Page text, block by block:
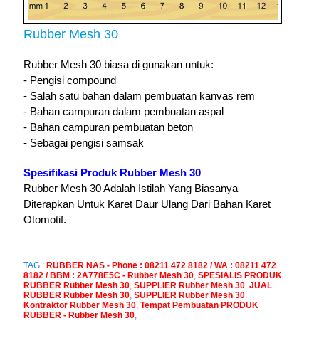
Rubber Mesh 30
Rubber Mesh 30 biasa di gunakan untuk:
- Pengisi compound
- Salah satu bahan dalam pembuatan kanvas rem
- Bahan campuran dalam pembuatan aspal
- Bahan campuran pembuatan beton
- Sebagai pengisi samsak
Spesifikasi Produk Rubber Mesh 30
Rubber Mesh 30 Adalah Istilah Yang Biasanya
Diterapkan Untuk Karet Daur Ulang Dari Bahan Karet
Otomotif.
TAG : RUBBER NAS - Phone : 08211 472 8182 / WA : 08211 472
8182 / BBM : 2A778E5C - Rubber Mesh 30, SPESIALIS PRODUK
RUBBER Rubber Mesh 30, SUPPLIER Rubber Mesh 30, JUAL
RUBBER Rubber Mesh 30, SUPPLIER Rubber Mesh 30,
Kontraktor Rubber Mesh 30, Tempat Pembuatan PRODUK
RUBBER - Rubber Mesh 30,